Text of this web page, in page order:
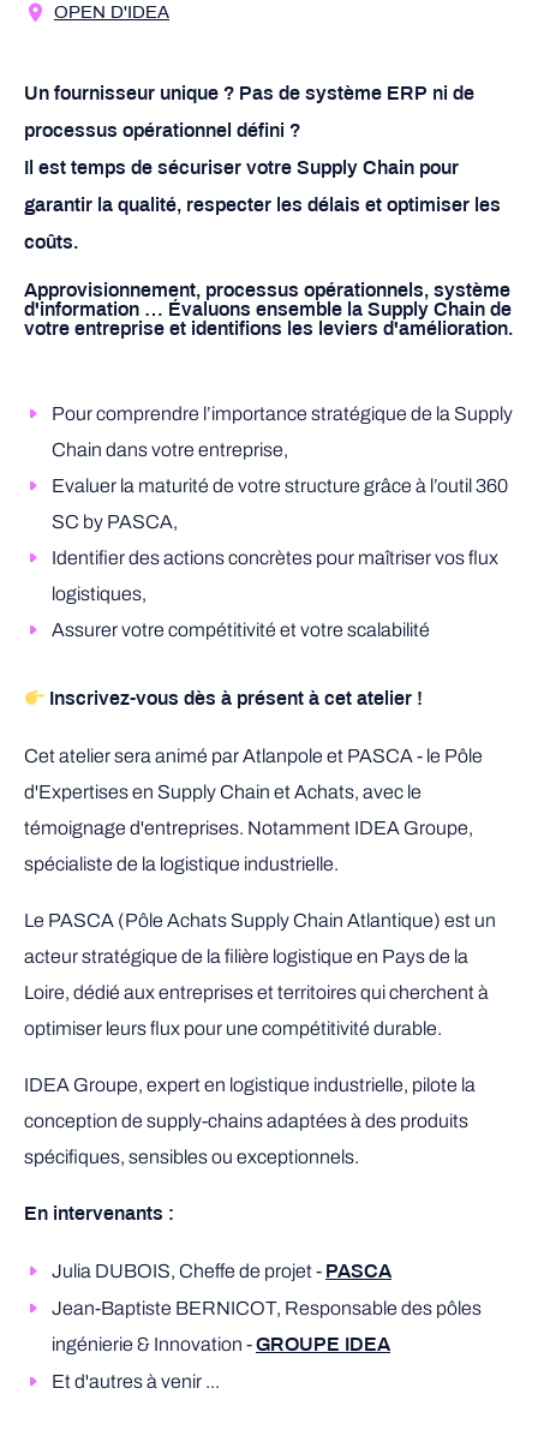
OPEN D'IDEA
Un fournisseur unique ? Pas de système ERP ni de
processus opérationnel défini ?
Il est temps de sécuriser votre Supply Chain pour
garantir la qualité, respecter les délais et optimiser les
coûts.
Approvisionnement, processus opérationnels, système
d'information … Évaluons ensemble la Supply Chain de
votre entreprise et identifions les leviers d'amélioration.
Pour comprendre l’importance stratégique de la Supply
Chain dans votre entreprise,
Evaluer la maturité de votre structure grâce à l’outil 360
SC by PASCA,
Identifier des actions concrètes pour maîtriser vos flux
logistiques,
Assurer votre compétitivité et votre scalabilité
nscrivez-vous dès à présent à cet atelier !
Cet atelier sera animé par Atlanpole et PASCA - le Pôle
d'Expertises en Supply Chain et Achats, avec le
témoignage d'entreprises. Notamment IDEA Groupe,
spécialiste de la logistique industrielle.
Le PASCA (Pôle Achats Supply Chain Atlantique) est un
acteur stratégique de la filière logistique en Pays de la
Loire, dédié aux entreprises et territoires qui cherchent à
optimiser leurs flux pour une compétitivité durable.
IDEA Groupe, expert en logistique industrielle, pilote la
conception de supply-chains adaptées à des produits
spécifiques, sensibles ou exceptionnels.
En intervenants :
Julia DUBOIS, Cheffe de projet - PASCA
Jean-Baptiste BERNICOT, Responsable des pôles
ingénierie & Innovation - GROUPE IDEA
Et d'autres à venir ...